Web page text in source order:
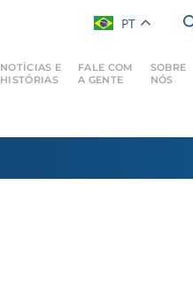
PT
SOBRE
NÓS
NOTÍCIAS E
HISTÓRIAS
FALE COM
A GENTE